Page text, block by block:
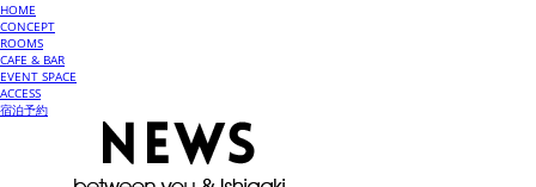
HOME
CONCEPT
ROOMS
CAFE & BAR
EVENT SPACE
ACCESS
宿泊予約